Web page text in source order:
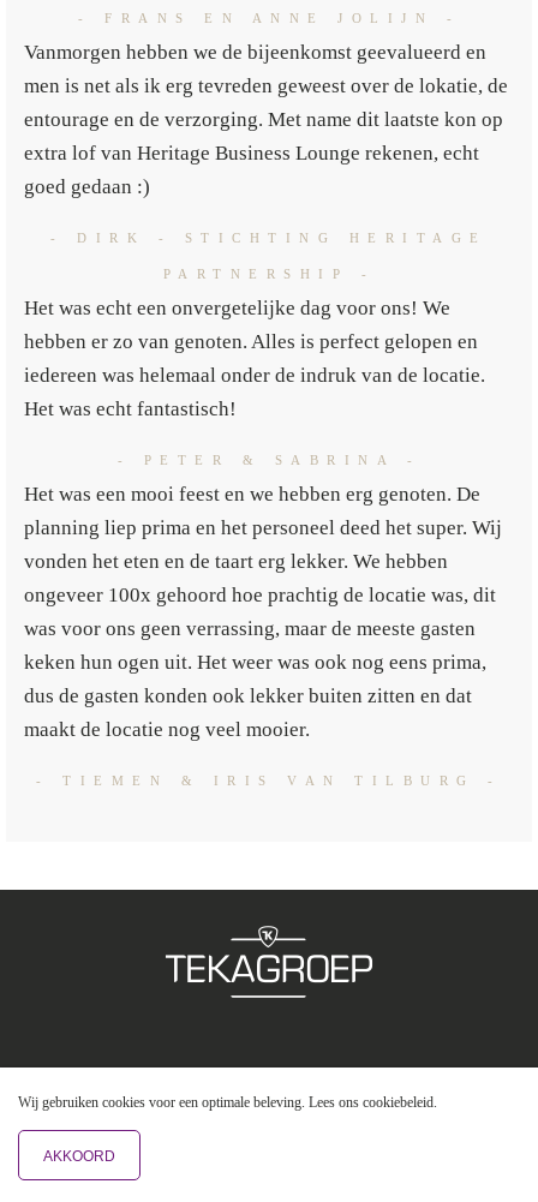
- FRANS EN ANNE JOLIJN -
Vanmorgen hebben we de bijeenkomst geevalueerd en
men is net als ik erg tevreden geweest over de lokatie, de
entourage en de verzorging. Met name dit laatste kon op
extra lof van Heritage Business Lounge rekenen, echt
goed gedaan :)
- DIRK - STICHTING HERITAGE
PARTNERSHIP -
Het was echt een onvergetelijke dag voor ons! We
hebben er zo van genoten. Alles is perfect gelopen en
iedereen was helemaal onder de indruk van de locatie.
Het was echt fantastisch!
- PETER & SABRINA -
Het was een mooi feest en we hebben erg genoten. De
planning liep prima en het personeel deed het super. Wij
vonden het eten en de taart erg lekker. We hebben
ongeveer 100x gehoord hoe prachtig de locatie was, dit
was voor ons geen verrassing, maar de meeste gasten
keken hun ogen uit. Het weer was ook nog eens prima,
dus de gasten konden ook lekker buiten zitten en dat
maakt de locatie nog veel mooier.
- TIEMEN & IRIS VAN TILBURG -
Wij gebruiken cookies voor een optimale beleving. Lees ons cookiebeleid.
AKKOORD